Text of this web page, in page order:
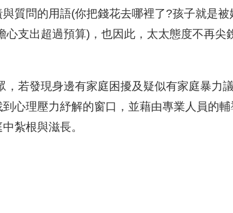
質問的用語(你把錢花去哪裡了?孩子就是被
支出超過預算)，也因此，太太態度不再尖
若發現身邊有家庭困擾及疑似有家庭暴力
心理壓力紓解的窗口，並藉由專業人員的
紮根與滋長。